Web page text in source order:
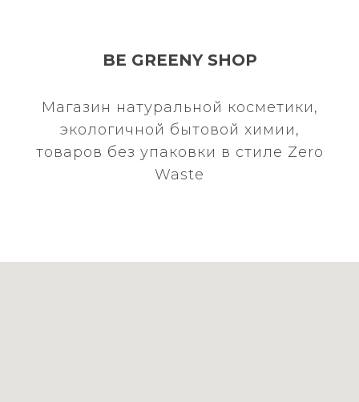
BE GREENY SHOP
Магазин натуральной косметики,
экологичной бытовой химии,
товаров без упаковки в стиле Zero
Waste